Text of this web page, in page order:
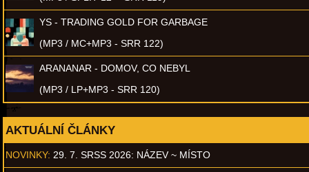
YS - TRADING GOLD FOR GARBAGE
(MP3 / MC+MP3 - SRR 122)
ARANANAR - DOMOV, CO NEBYL
(MP3 / LP+MP3 - SRR 120)
AKTUÁLNÍ ČLÁNKY
NOVINKY: 29. 7. SRSS 2026: NÁZEV ~ MÍSTO